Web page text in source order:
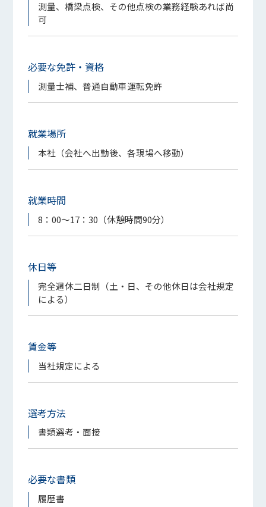
測量、橋梁点検、その他点検の業務経験あれば尚
可
必要な免許・資格
測量士補、普通自動車運転免許
就業場所
本社（会社へ出勤後、各現場へ移動）
就業時間
8：00～17：30（休憩時間90分）
休日等
完全週休二日制（土・日、その他休日は会社規定
による）
賃金等
当社規定による
選考方法
書類選考・面接
必要な書類
履歴書